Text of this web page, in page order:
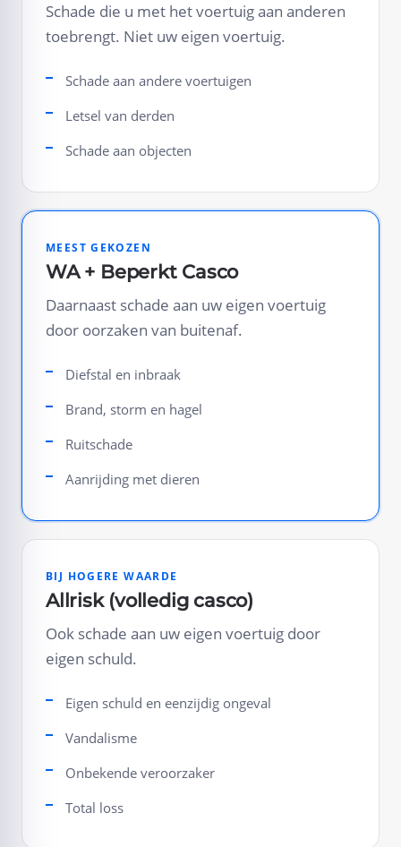
Schade die u met het voertuig aan anderen
toebrengt. Niet uw eigen voertuig.
Schade aan andere voertuigen
Letsel van derden
Schade aan objecten
MEEST GEKOZEN
WA + Beperkt Casco
Daarnaast schade aan uw eigen voertuig
door oorzaken van buitenaf.
Diefstal en inbraak
Brand, storm en hagel
Ruitschade
Aanrijding met dieren
BIJ HOGERE WAARDE
Allrisk (volledig casco)
Ook schade aan uw eigen voertuig door
eigen schuld.
Eigen schuld en eenzijdig ongeval
Vandalisme
Onbekende veroorzaker
Total loss